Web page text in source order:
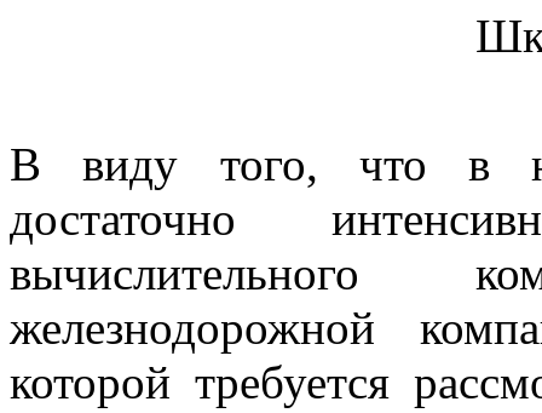
В виду того, что в
достаточно
вычислительного
железнодорожной
которой требуется